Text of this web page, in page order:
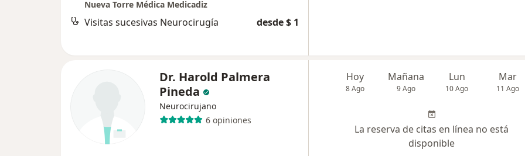
Nueva Torre Médica Medicadiz
Visitas sucesivas Neurocirugía desde $ 1
Dr. Harold Palmera
Pineda
Neurocirujano
6 opiniones
Hoy
8 Ago
Mañana
9 Ago
Lun
10 Ago
Mar
11 Ago
La reserva de citas en línea no está
disponible